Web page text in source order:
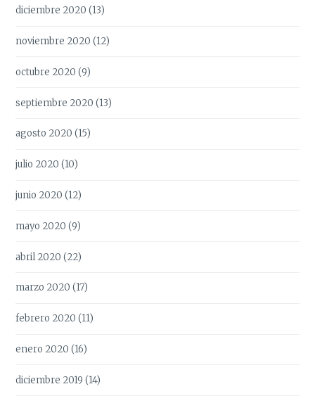
diciembre 2020 (13)
noviembre 2020 (12)
octubre 2020 (9)
septiembre 2020 (13)
agosto 2020 (15)
julio 2020 (10)
junio 2020 (12)
mayo 2020 (9)
abril 2020 (22)
marzo 2020 (17)
febrero 2020 (11)
enero 2020 (16)
diciembre 2019 (14)